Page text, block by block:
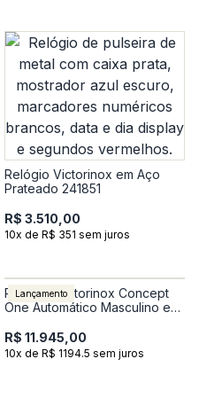
Relógio Victorinox em Aço
Prateado 241851
R$ 3.510,00
10x de R$ 351 sem juros
Lançamento
Relógio Vicitorinox Concept
One Automático Masculino em
R$ 11.945,00
10x de R$ 1194.5 sem juros